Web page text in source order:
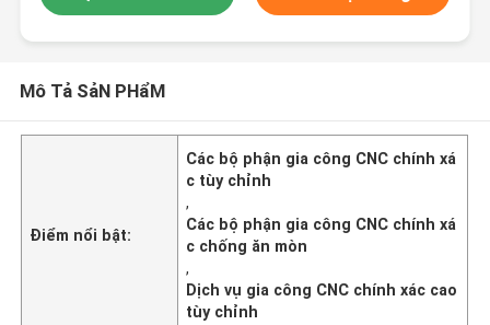
Mô Tả SảN PHẩM
Điểm nổi bật:
Các bộ phận gia công CNC chính xá
c tùy chỉnh
,
Các bộ phận gia công CNC chính xá
c chống ăn mòn
,
Dịch vụ gia công CNC chính xác cao
tùy chỉnh